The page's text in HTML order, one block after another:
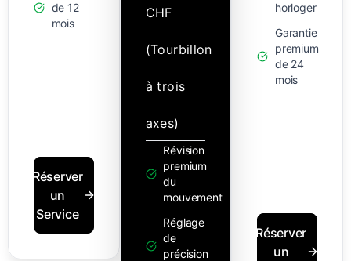
de 12
mois
Réserver
un
Service
CHF
(Tourbillon
à trois
axes)
Révision
premium
du
mouvement
Réglage
de
précision
horloger
Garantie
premium
de 24
mois
Réserver
un